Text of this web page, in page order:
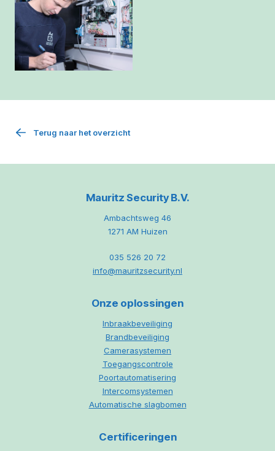
Terug naar het overzicht
Mauritz Security B.V.
Ambachtsweg 46
1271 AM Huizen
035 526 20 72
info@mauritzsecurity.nl
Onze oplossingen
Inbraakbeveiliging
Brandbeveiliging
Camerasystemen
Toegangscontrole
Poortautomatisering
Intercomsystemen
Automatische slagbomen
Certificeringen